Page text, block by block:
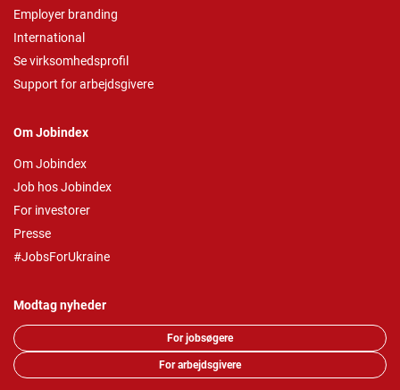
Employer branding
International
Se virksomhedsprofil
Support for arbejdsgivere
Om Jobindex
Om Jobindex
Job hos Jobindex
For investorer
Presse
#JobsForUkraine
Modtag nyheder
For jobsøgere
For arbejdsgivere